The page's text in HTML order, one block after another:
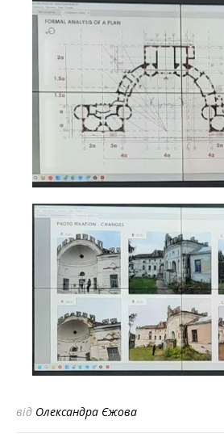
від Олександра Єжова